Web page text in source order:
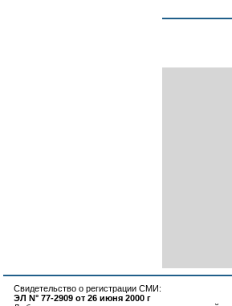
Свидетельство о регистрации СМИ:
ЭЛ N° 77-2909 от 26 июня 2000 г